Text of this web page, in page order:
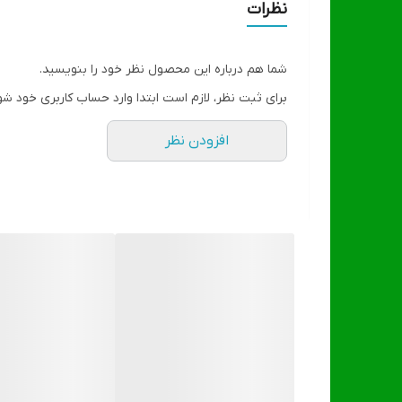
نظرات
شما هم درباره این محصول نظر خود را بنویسید.
برای ثبت نظر، لازم است ابتدا وارد حساب کاربری خود
افزودن نظر